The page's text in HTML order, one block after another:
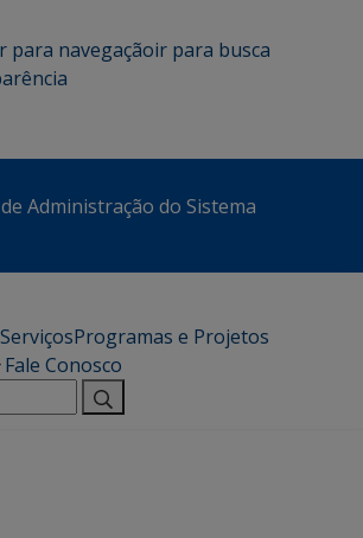
para navegaçãoir para busca
Administração do Sistema
ServiçosProgramas e Projetos
Fale Conosco